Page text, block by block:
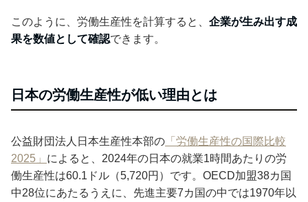
このように、労働生産性を計算すると、 企業が生み出す成
果を数値として確認できます。
日本の労働生産性が低い理由とは
公益財団法人日本生産性本部の 「労働生産性の国際比較
2025」 によると、2024年の日本の就業1時間あたりの労
働生産性は60.1ドル（5,720円）です。OECD加盟38カ国
中28位にあたるうえに、先進主要7カ国の中では1970年以